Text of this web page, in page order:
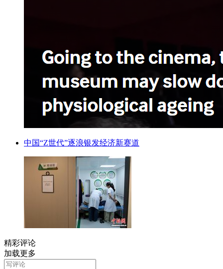
中国“Z世代”逐浪银发经济新赛道
精彩评论
加载更多